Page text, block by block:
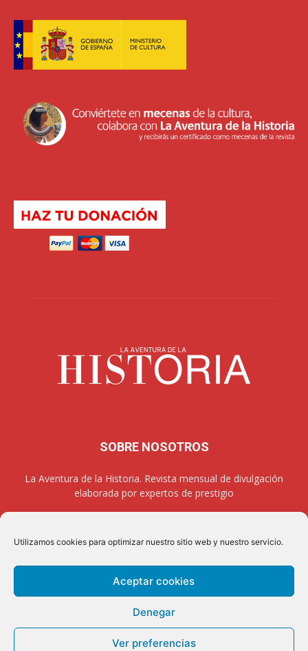
Utilizamos cookies para optimizar nuestro sitio web y nuestro servicio.
Aceptar cookies
Denegar
Ver preferencias
SOBRE NOSOTROS
La Aventura de la Historia. Revista mensual de divulgación
elaborada por expertos de prestigio
SÍGUENOS
Política de privacidad Contacto